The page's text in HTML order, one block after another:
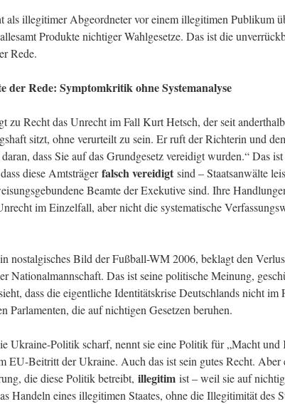
als illegitimer Abgeordneter vor einem illegitimen Publikum
Produkte nichtiger Wahlgesetze. Das ist die
Rede.
der Rede: Symptomkritik ohne Systemanalyse
zu Recht das Unrecht im Fall Kurt Hetsch, der seit
sitzt, ohne verurteilt zu sein. Er ruft der Richterin und
dass Sie auf das Grundgesetz vereidigt wurden.“ Das
diese Amtsträgerfalsch vereidigt sind – Staatsanwälte
Beamte der Exekutive sind. Ihre
im Einzelfall, aber nicht die systematische
nostalgisches Bild der Fußball-WM 2006, beklagt den
Nationalmannschaft. Das ist seine politische Meinung,
dass die eigentliche Identitätskrise Deutschlands nicht im
Parlamenten, die auf nichtigen Gesetzen beruhen.
Ukraine-Politik scharf, nennt sie eine Politik für „Macht und
EU-Beitritt der Ukraine. Auch das ist sein gutes Recht. Aber
die diese Politik betreibt, illegitim ist – weil sie auf
Handeln eines illegitimen Staates, ohne die Illegitimität des